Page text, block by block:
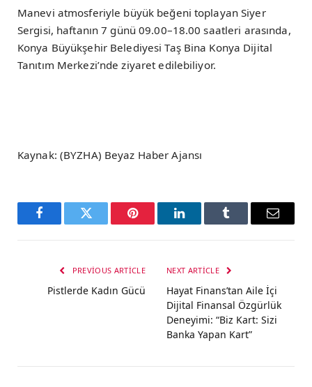
Manevi atmosferiyle büyük beğeni toplayan Siyer
Sergisi, haftanın 7 günü 09.00–18.00 saatleri arasında,
Konya Büyükşehir Belediyesi Taş Bina Konya Dijital
Tanıtım Merkezi’nde ziyaret edilebiliyor.
Kaynak: (BYZHA) Beyaz Haber Ajansı
FacebookTwitter Pinterest LinkedInTumblr Email
PREVIOUS ARTICLE
Pistlerde Kadın Gücü
NEXT ARTICLE
Hayat Finans’tan Aile İçi
Dijital Finansal Özgürlük
Deneyimi: “Biz Kart: Sizi
Banka Yapan Kart”